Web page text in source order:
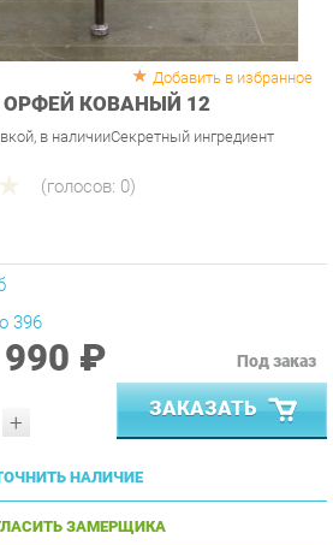
Добавить в избранное
ОРФЕЙ КОВАНЫЙ 12
в наличииСекретный ингредиент
(голосов:
₽
+
ЗАКАЗАТЬ
НАЛИЧИЕ
ЗАМЕРЩИКА
ЛУЧШЕЙ ЦЕНЫ